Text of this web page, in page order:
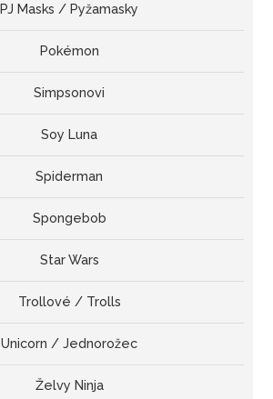
PJ Masks / Pyžamasky
Pokémon
Simpsonovi
Soy Luna
Spiderman
Spongebob
Star Wars
Trollové / Trolls
Unicorn / Jednorožec
Želvy Ninja